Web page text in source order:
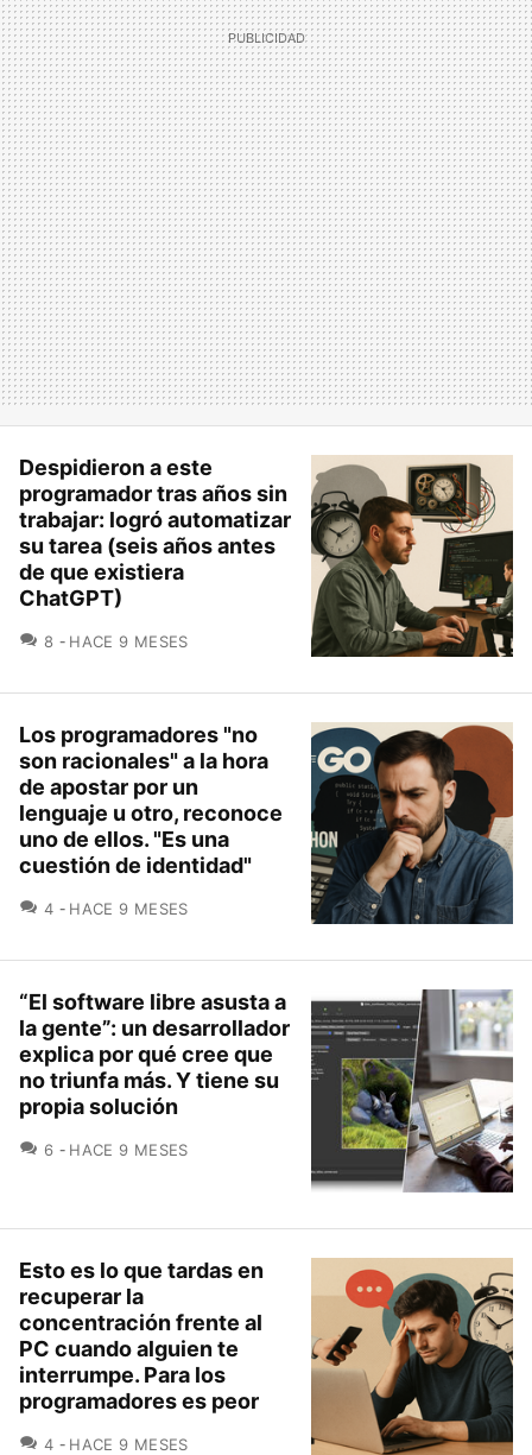
Despidieron a este
programador tras años sin
trabajar: logró automatizar
su tarea (seis años antes
de que existiera
ChatGPT)
8 COMENTARIOS
HACE 9 MESES
Los programadores "no
son racionales" a la hora
de apostar por un
lenguaje u otro, reconoce
uno de ellos. "Es una
cuestión de identidad"
4 COMENTARIOS
HACE 9 MESES
“El software libre asusta a
la gente”: un desarrollador
explica por qué cree que
no triunfa más. Y tiene su
propia solución
6 COMENTARIOS
HACE 9 MESES
Esto es lo que tardas en
recuperar la
concentración frente al
PC cuando alguien te
interrumpe. Para los
programadores es peor
4 COMENTARIOS
HACE 9 MESES